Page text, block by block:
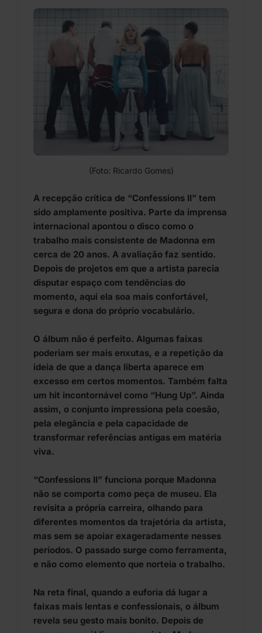
(Foto: Ricardo Gomes)
A recepção crítica de “Confessions II” tem
sido amplamente positiva. Parte da imprensa
internacional apontou o disco como o
trabalho mais consistente de Madonna em
cerca de 20 anos. A avaliação faz sentido.
Depois de projetos em que a artista parecia
disputar espaço com tendências do
momento, aqui ela soa mais confortável,
segura e dona do próprio vocabulário.
O álbum não é perfeito. Algumas faixas
poderiam ser mais enxutas, e a repetição da
ideia de que a dança liberta aparece em
excesso em certos momentos. Também falta
um hit incontornável como “Hung Up”. Ainda
assim, o conjunto impressiona pela coesão,
pela elegância e pela capacidade de
transformar referências antigas em matéria
viva.
“Confessions II” funciona porque Madonna
não se comporta como peça de museu. Ela
revisita a própria carreira, olhando para
diferentes momentos da trajetória da artista,
mas sem se apoiar exageradamente nesses
períodos. O passado surge como ferramenta,
e não como elemento que norteia o trabalho.
Na reta final, quando a euforia dá lugar a
faixas mais lentas e confessionais, o álbum
revela seu gesto mais bonito. Depois de